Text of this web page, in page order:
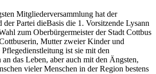
Mitgliederversammlung hat der
der Partei dieBasis die 1. Vorsitzende Lysann
zum Oberbürgermeister der Stadt Cottbus
Mutter zweier Kinder und
ist sie mit den
das Leben, aber auch mit den Ängsten,
vieler Menschen in der Region bestens